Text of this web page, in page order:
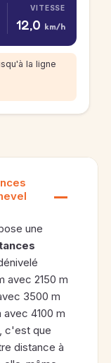
VITESSE
12,0 km/h
la ligne
une
avec 2150 m
3500 m
4100 m
c'est que
distance à